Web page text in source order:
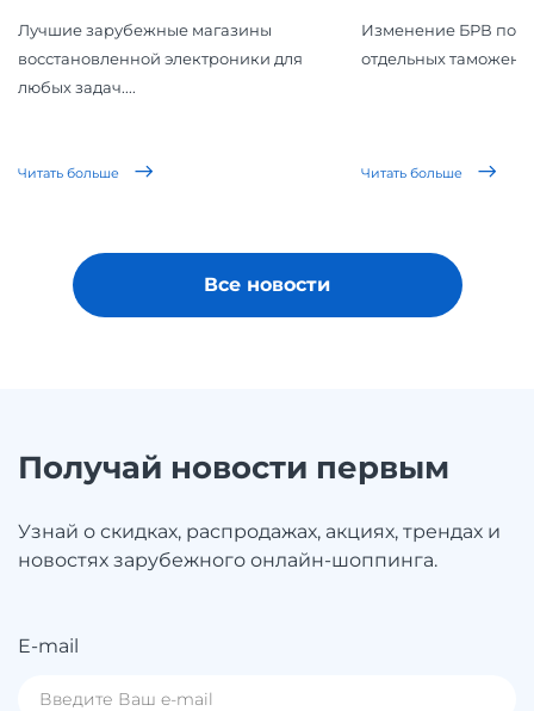
Лучшие зарубежные магазины
восстановленной электроники для
любых задач....
Читать больше
Изменение БРВ
отдельных
Читать больше
Все новости
Получай новости первым
Узнай о скидках, распродажах, акциях, трендах и
новостях зарубежного онлайн-шоппинга.
E-mail